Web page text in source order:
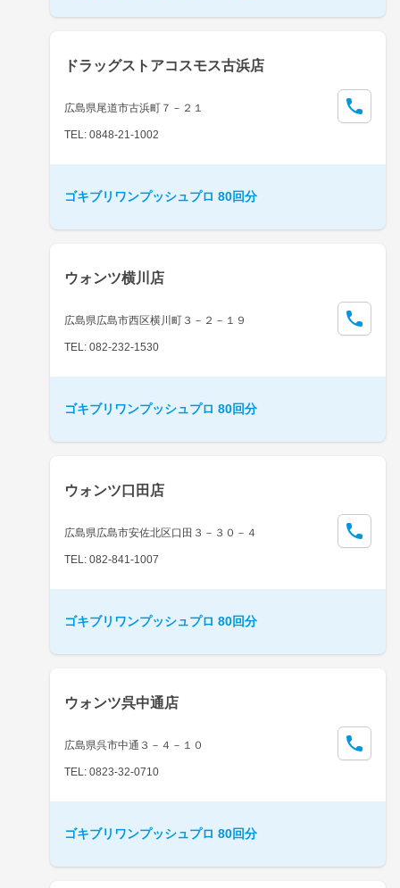
ドラッグストアコスモス古浜店
広島県尾道市古浜町７－２１
TEL: 0848-21-1002
ゴキブリワンプッシュプロ 80回分
ウォンツ横川店
広島県広島市西区横川町３－２－１９
TEL: 082-232-1530
ゴキブリワンプッシュプロ 80回分
ウォンツ口田店
広島県広島市安佐北区口田３－３０－４
TEL: 082-841-1007
ゴキブリワンプッシュプロ 80回分
ウォンツ呉中通店
広島県呉市中通３－４－１０
TEL: 0823-32-0710
ゴキブリワンプッシュプロ 80回分